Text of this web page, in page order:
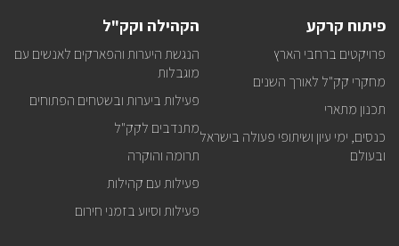
פיתוח קרקע
פרויקטים ברחבי הארץ
מחקרי קק"ל לאורך השנים
תכנון מתארי
כנסים, ימי עיון ושיתופי פעולה בישראל
ובעולם
הקהילה וקק"ל
הנגשת היערות והפארקים לאנשים עם
מוגבלות
פעילות ביערות ובשטחים הפתוחים
מתנדבים לקק"ל
תרומה והוקרה
פעילות עם קהילות
פעילות וסיוע בזמני חירום